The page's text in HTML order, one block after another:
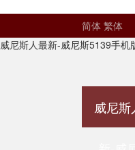
简体 繁体
威尼斯人最新-威尼斯5139手机
威尼斯